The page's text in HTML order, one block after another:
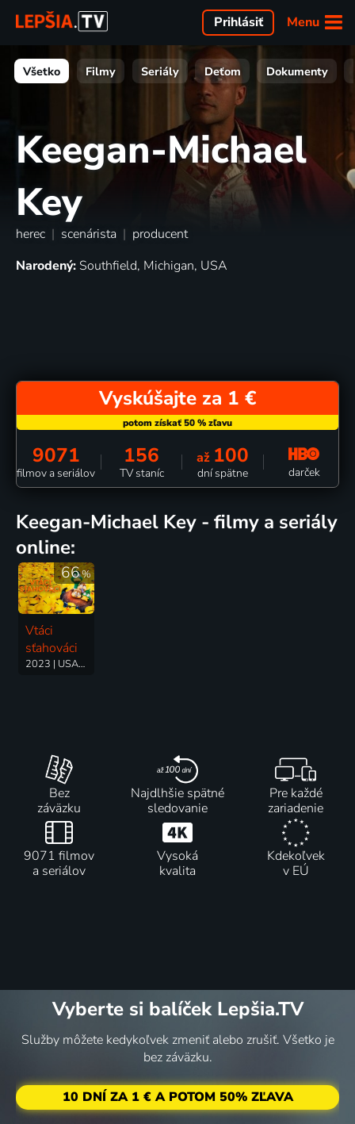
Menu
Prihlásiť
Všetko Filmy Seriály Deťom Dokumenty
Keegan-Michael
Key
herec | scenárista | producent
Narodený: Southfield, Michigan, USA
Vyskúšajte za 1 €
9071
filmov a seriálov
156
TV staníc
až 100
dní spätne darček
Keegan-Michael Key - filmy a seriály
online:
66%
Vtáci
sťahováci
2023 | USA, Francúzsko | Animovaný, Dobrodružný, Komédia, Rodinný
Bez
záväzku
Najdlhšie spätné
sledovanie
Pre každé
zariadenie
9071 filmov
a seriálov
Vysoká
kvalita
Kdekoľvek
v EÚ
Vyberte si balíček Lepšia.TV
Služby môžete kedykoľvek zmeniť alebo zrušiť. Všetko je
bez záväzku.
10 DNÍ ZA 1 € A POTOM 50% ZĽAVA